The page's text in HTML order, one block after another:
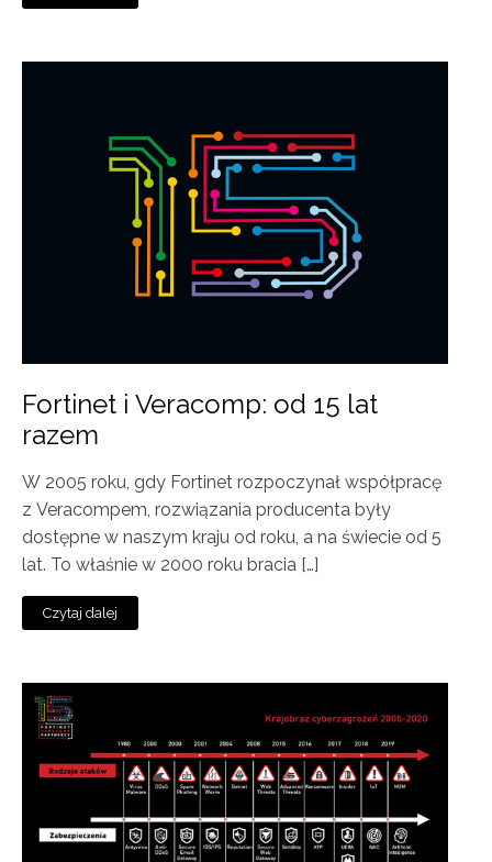
Fortinet i Veracomp: od 15 lat
razem
W 2005 roku, gdy Fortinet rozpoczynał współpracę
z Veracompem, rozwiązania producenta były
dostępne w naszym kraju od roku, a na świecie od 5
lat. To właśnie w 2000 roku bracia […]
Czytaj dalej